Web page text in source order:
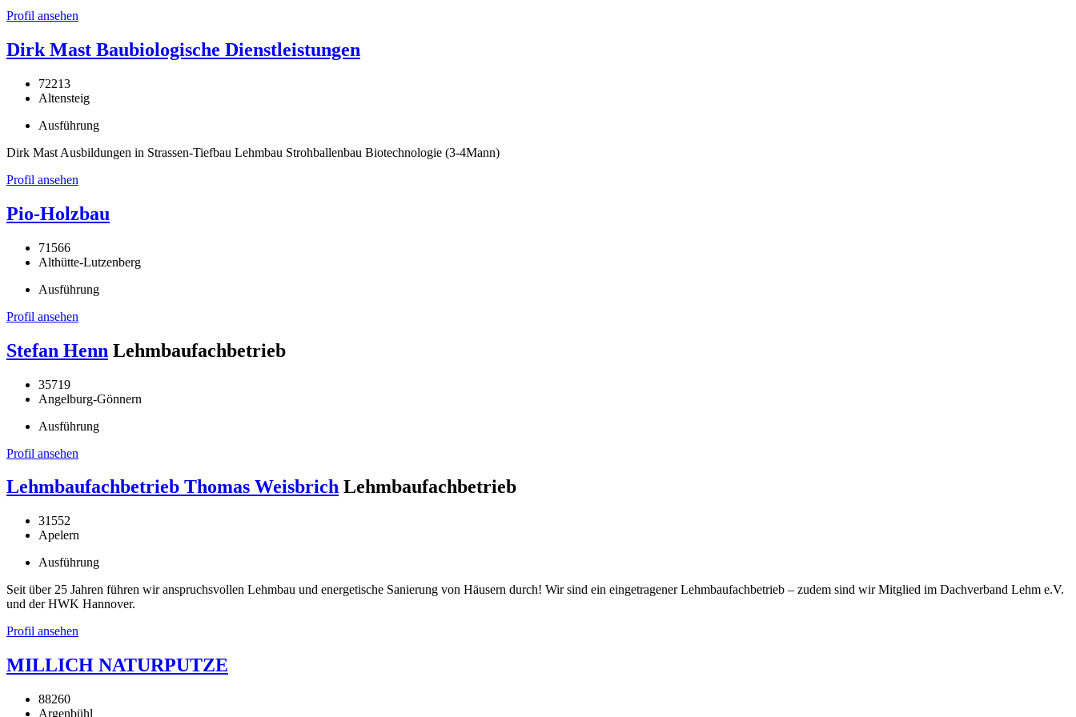
Profil ansehen
Dirk Mast Baubiologische Dienstleistungen
72213
Altensteig
Ausführung
Dirk Mast Ausbildungen in Strassen-Tiefbau Lehmbau Strohballenbau Biotechnologie (3-4Mann)
Profil ansehen
Pio-Holzbau
71566
Althütte-Lutzenberg
Ausführung
Profil ansehen
Stefan Henn Lehmbaufachbetrieb
35719
Angelburg-Gönnern
Ausführung
Profil ansehen
Lehmbaufachbetrieb Thomas Weisbrich Lehmbaufachbetrieb
31552
Apelern
Ausführung
Seit über 25 Jahren führen wir anspruchsvollen Lehmbau und energetische Sanierung von Häusern durch! Wir sind ein eingetragener Lehmbaufachbetrieb – zudem sind wir Mitglied im Dachverband Lehm e.V.
und der HWK Hannover.
Profil ansehen
MILLICH NATURPUTZE
88260
Argenbühl